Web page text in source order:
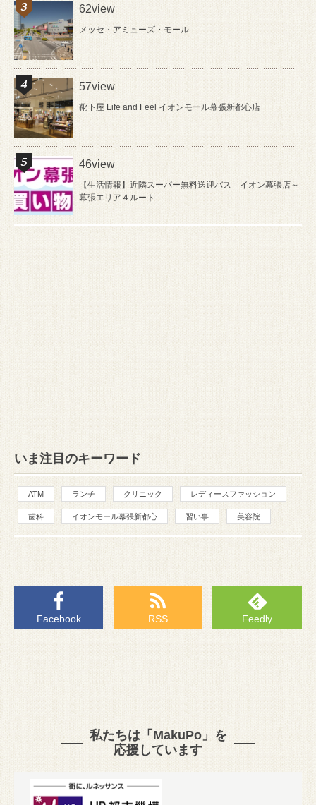
62view
メッセ・アミューズ・モール
57view
靴下屋 Life and Feel イオンモール幕張新都心店
46view
【生活情報】近隣スーパー無料送迎バス イオン幕張店～
幕張エリア４ルート
いま注目のキーワード
ATM ランチ クリニック レディースファッション
歯科 イオンモール幕張新都心 習い事 美容院
Facebook RSS Feedly
私たちは「MakuPo」を
応援しています